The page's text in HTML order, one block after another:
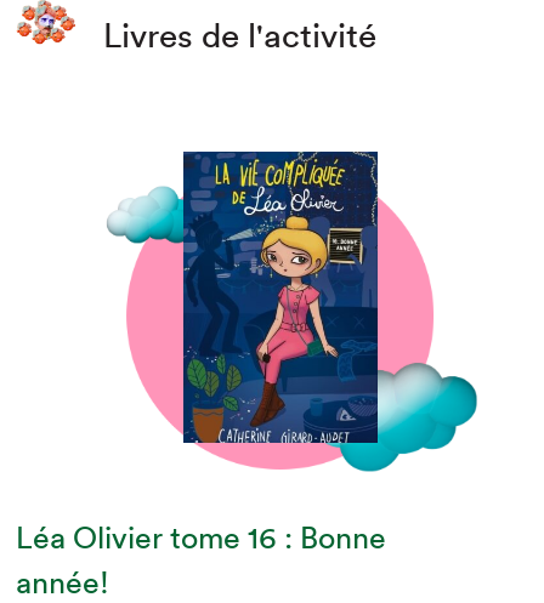
Livres de l'activité
Léa Olivier tome 16 : Bonne
année!